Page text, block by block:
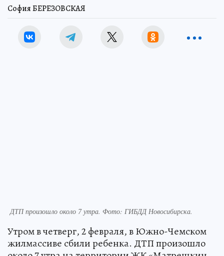
София БЕРЕЗОВСКАЯ
ДТП произошло около 7 утра. Фото: ГИБДД Новосибирска.
Утром в четверг, 2 февраля, в Южно-Чемском
жилмассиве сбили ребенка. ДТП произошло